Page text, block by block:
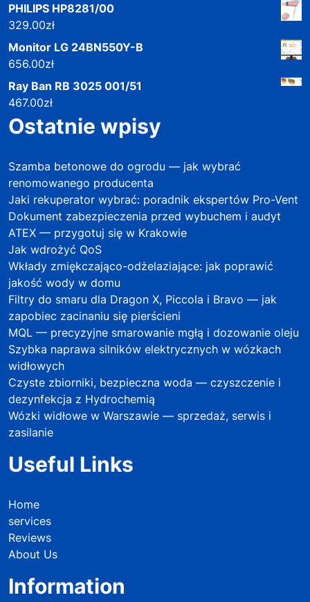
PHILIPS HP8281/00
329.00zł
Monitor LG 24BN550Y-B
656.00zł
Ray Ban RB 3025 001/51
467.00zł
Ostatnie wpisy
Szamba betonowe do ogrodu — jak wybrać
renomowanego producenta
Jaki rekuperator wybrać: poradnik ekspertów Pro-Vent
Dokument zabezpieczenia przed wybuchem i audyt
ATEX — przygotuj się w Krakowie
Jak wdrożyć QoS
Wkłady zmiękczająco-odżelaziające: jak poprawić
jakość wody w domu
Filtry do smaru dla Dragon X, Piccola i Bravo — jak
zapobiec zacinaniu się pierścieni
MQL — precyzyjne smarowanie mgłą i dozowanie oleju
Szybka naprawa silników elektrycznych w wózkach
widłowych
Czyste zbiorniki, bezpieczna woda — czyszczenie i
dezynfekcja z Hydrochemią
Wózki widłowe w Warszawie — sprzedaż, serwis i
zasilanie
Useful Links
Home
services
Reviews
About Us
Information